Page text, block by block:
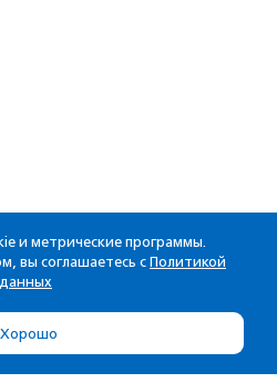
и метрические программы.
вы соглашаетесь с Политикой
Хорошо